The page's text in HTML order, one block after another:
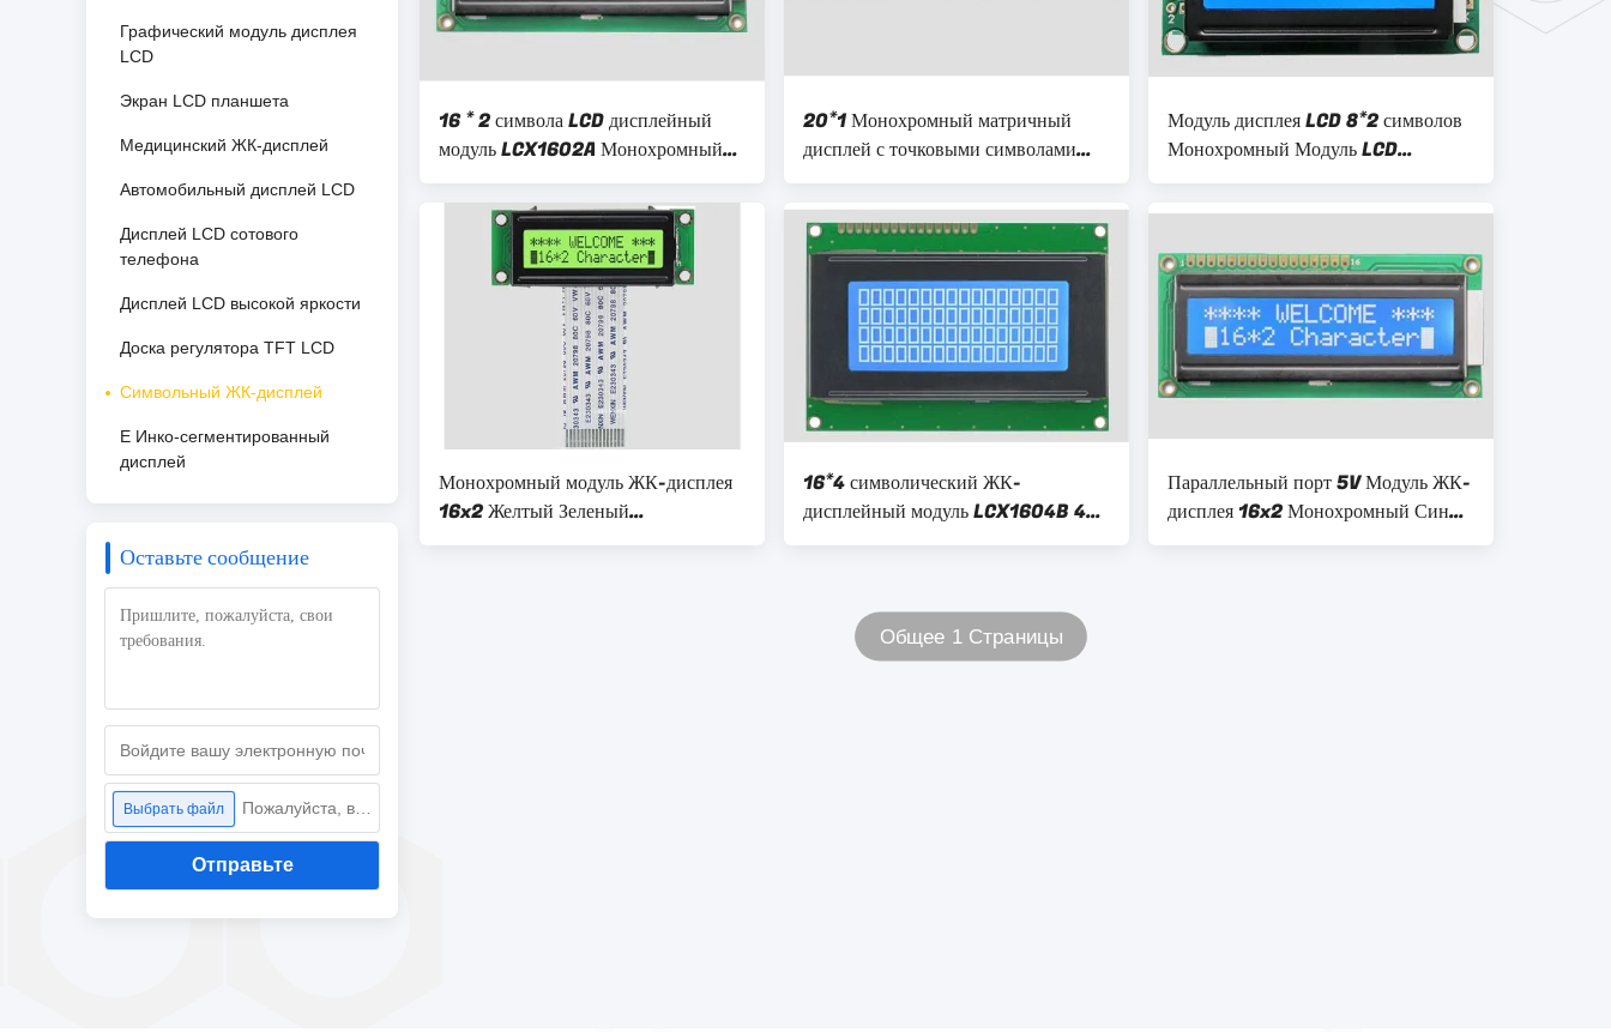
Графический модуль дисплея
LCD
Экран LCD планшета
Медицинский ЖК-дисплей
Автомобильный дисплей LCD
Дисплей LCD сотового
телефона
Дисплей LCD высокой яркости
Доска регулятора TFT LCD
Символьный ЖК-дисплей
E Инко-сегментированный
дисплей
Оставьте сообщение
Выбрать файл
Отправьте
16 * 2 символа LCD дисплейный
модуль LCX1602A Монохромный
LCD модуль параллельный порт 5V
20*1 Монохромный матричный
дисплей с точковыми символами
Желтый зеленый фонарь LCX201A
Модуль дисплея LCD 8*2 символов
Монохромный Модуль LCD
Параллельный отрицательный
Белый 5v
Монохромный модуль ЖК-дисплея
16x2 Желтый Зеленый
Фонарический цвет
16*4 символический ЖК-
дисплейный модуль LCX1604B 4
линия 16 символический
Параллельный порт 5V Модуль ЖК-
дисплея 16x2 Монохромный Синий
фоновый свет Цвет
Общее 1 Страницы